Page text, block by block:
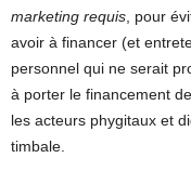
marketing requis , pour
avoir à financer (et
personnel qui ne serait
à porter le financement
les acteurs phygitaux et
timbale.